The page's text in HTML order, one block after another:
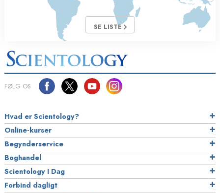
SE LISTE
FØLG OS
Hvad er Scientology?
Online-kurser
Begynderservice
Boghandel
Scientology I Dag
Forbind dagligt